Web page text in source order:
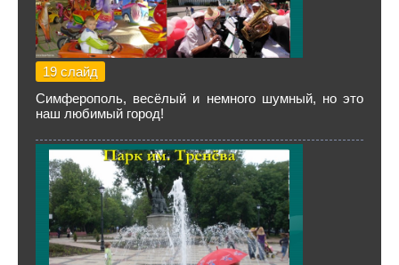
19 слайд
Симферополь, весёлый и немного шумный, но это
наш любимый город!